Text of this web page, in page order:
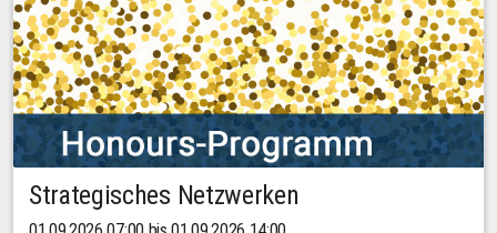
Strategisches Netzwerken